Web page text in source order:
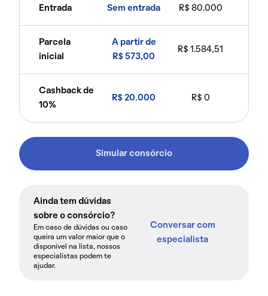
Entrada Sem entrada R$ 80.000
Parcela
inicial
A partir de
R$ 573,00
R$ 1.584,51
Cashback de
10%
R$ 20.000 R$ 0
Simular consórcio
Ainda tem dúvidas
sobre o consórcio?
Em caso de dúvidas ou caso
queira um valor maior que o
disponível na lista, nossos
especialistas podem te
ajudar.
Conversar com
especialista